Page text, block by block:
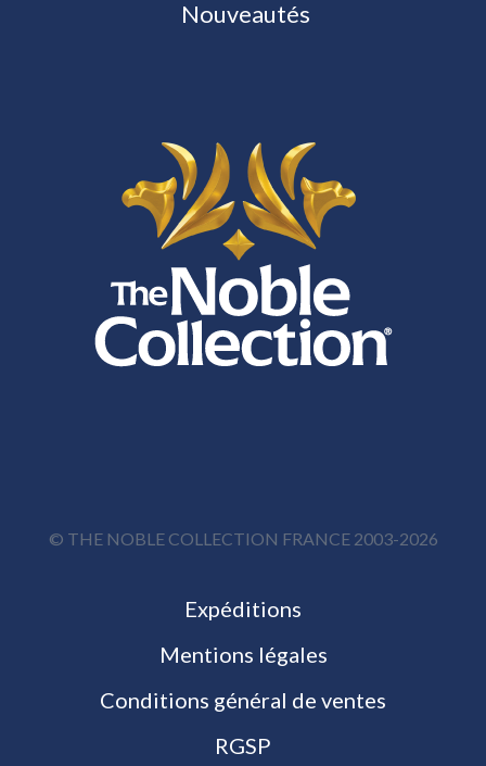
Nouveautés
© THE NOBLE COLLECTION FRANCE 2003-2026
Expéditions
Mentions légales
Conditions général de ventes
RGSP